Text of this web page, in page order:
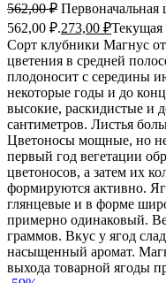
562,00₽ Первоначальная
562,00 ₽.273,00 ₽Текущая
Сорт клубники Магнус
цветения в средней
плодоносит с середины
некоторые годы и до
высокие, раскидистые и
сантиметров. Листья
Цветоносы мощные, но
первый год вегетации
цветоносов, а затем их
формируются активно.
глянцевые и в форме
примерно одинаковый.
граммов. Вкус у ягод
насыщенный аромат.
выхода товарной ягоды